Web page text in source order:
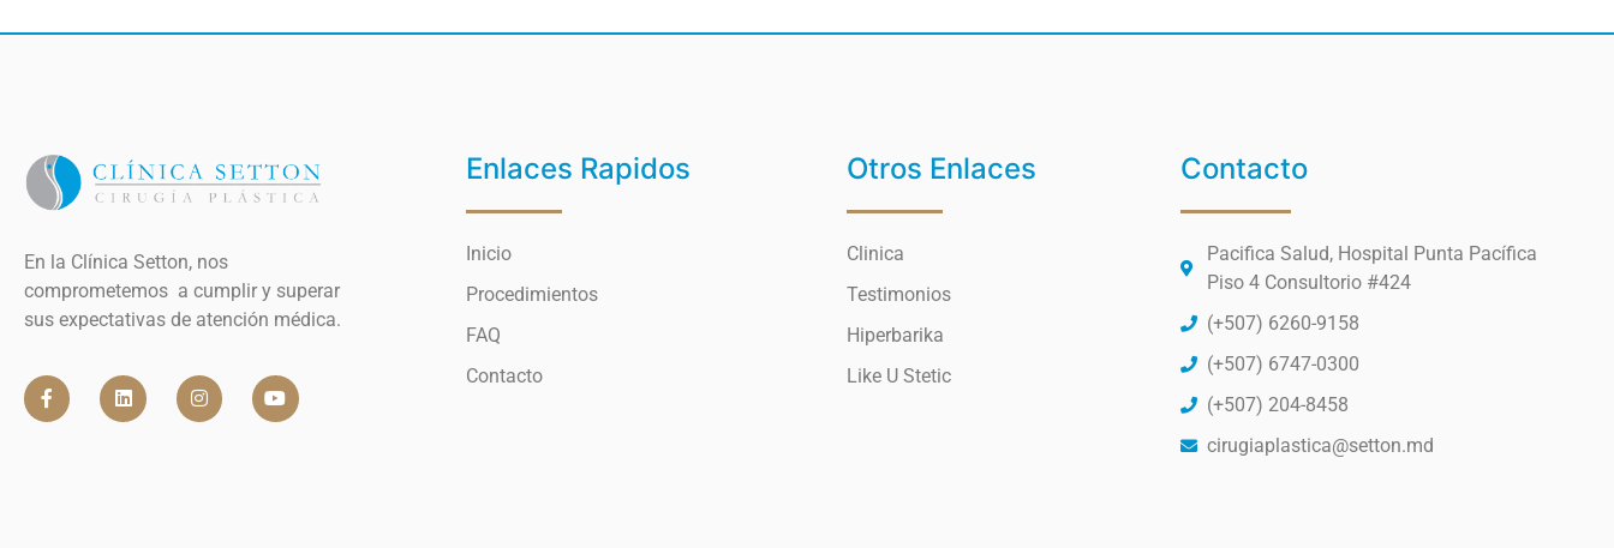
En la Clínica Setton, nos
comprometemos a cumplir y superar
sus expectativas de atención médica.
Enlaces Rapidos
Inicio
Procedimientos
FAQ
Contacto
Otros Enlaces
Clinica
Testimonios
Hiperbarika
Like U Stetic
Contacto
Pacifica Salud, Hospital Punta Pacífica
Piso 4 Consultorio #424
(+507) 6260-9158
(+507) 6747-0300
(+507) 204-8458
cirugiaplastica@setton.md